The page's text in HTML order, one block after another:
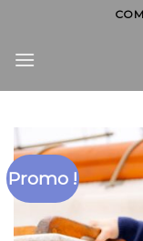
content
Promo !